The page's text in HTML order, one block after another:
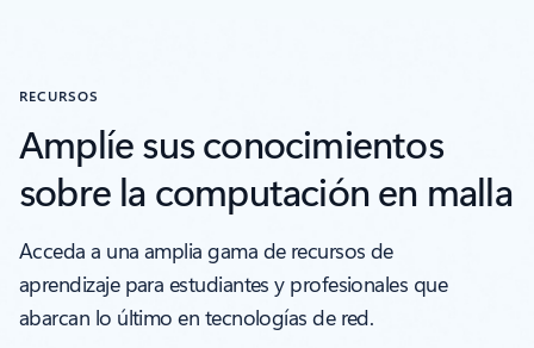
RECURSOS
Amplíe sus conocimientos
sobre la computación en malla
Acceda a una amplia gama de recursos de
aprendizaje para estudiantes y profesionales que
abarcan lo último en tecnologías de red.